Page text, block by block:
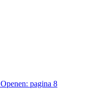
Openen: pagina 8